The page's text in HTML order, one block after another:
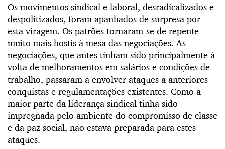
Os movimentos sindical e laboral, desradicalizados e
despolitizados, foram apanhados de surpresa por
esta viragem. Os patrões tornaram-se de repente
muito mais hostis à mesa das negociações. As
negociações, que antes tinham sido principalmente à
volta de melhoramentos em salários e condições de
trabalho, passaram a envolver ataques a anteriores
conquistas e regulamentações existentes. Como a
maior parte da liderança sindical tinha sido
impregnada pelo ambiente do compromisso de classe
e da paz social, não estava preparada para estes
ataques.